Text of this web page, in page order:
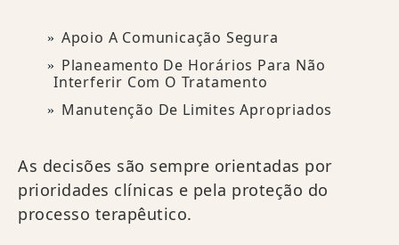
Apoio A Comunicação Segura
Planeamento De Horários Para Não
Interferir Com O Tratamento
Manutenção De Limites Apropriados
As decisões são sempre orientadas por
prioridades clínicas e pela proteção do
processo terapêutico.